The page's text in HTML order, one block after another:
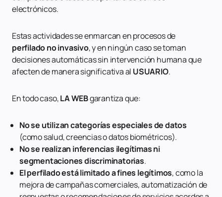
electrónicos.
Estas actividades se enmarcan en procesos de
perfilado no invasivo, y en ningún caso se toman
decisiones automáticas sin intervención humana que
afecten de manera significativa al USUARIO.
En todo caso,LA WEBgarantiza que:
No se utilizan categorías especiales de datos
(como salud, creencias o datos biométricos).
No se realizan inferencias ilegítimas ni
segmentaciones discriminatorias.
El perfilado está limitado a fines legítimos, como la
mejora de campañas comerciales, automatización de